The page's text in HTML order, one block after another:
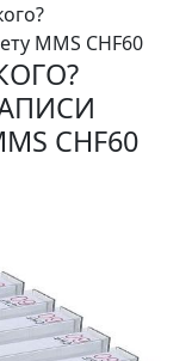
MMS CHF60
CHF60